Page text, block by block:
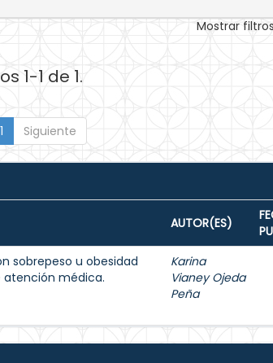
Mostrar
1-1 de 1.
1 Siguiente
AUTOR(ES)
sobrepeso u obesidad
atención médica.
Karina
Vianey Ojeda
Peña